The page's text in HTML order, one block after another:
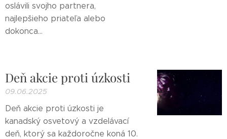
oslávili svojho partnera,
najlepšieho priateľa alebo
dokonca...
Deň akcie proti úzkosti
09.06.2025
Deň akcie proti úzkosti je
kanadský osvetový a vzdelávací
deň, ktorý sa každoročne koná 10.